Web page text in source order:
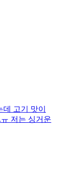
고기 맛이
저는 싱거운